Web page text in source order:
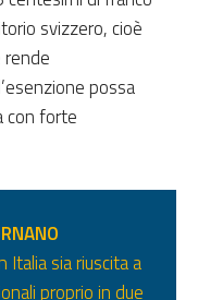
svizzero, cioè
rende
possa
con forte
Italia sia riuscita a
proprio in due